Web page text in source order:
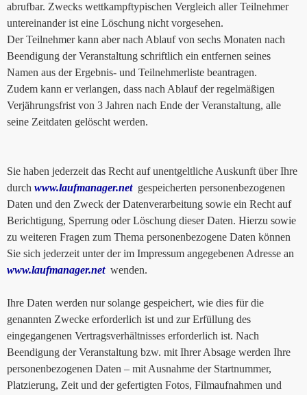
abrufbar. Zwecks wettkampftypischen Vergleich aller Teilnehmer
untereinander ist eine Löschung nicht vorgesehen.
Der Teilnehmer kann aber nach Ablauf von sechs Monaten nach
Beendigung der Veranstaltung schriftlich ein entfernen seines
Namen aus der Ergebnis- und Teilnehmerliste beantragen.
Zudem kann er verlangen, dass nach Ablauf der regelmäßigen
Verjährungsfrist von 3 Jahren nach Ende der Veranstaltung, alle
seine Zeitdaten gelöscht werden.
Sie haben jederzeit das Recht auf unentgeltliche Auskunft über Ihre
durch www.laufmanager.netgespeicherten personenbezogenen
Daten und den Zweck der Datenverarbeitung sowie ein Recht auf
Berichtigung, Sperrung oder Löschung dieser Daten. Hierzu sowie
zu weiteren Fragen zum Thema personenbezogene Daten können
Sie sich jederzeit unter der im Impressum angegebenen Adresse an
www.laufmanager.netwenden.
Ihre Daten werden nur solange gespeichert, wie dies für die
genannten Zwecke erforderlich ist und zur Erfüllung des
eingegangenen Vertragsverhältnisses erforderlich ist. Nach
Beendigung der Veranstaltung bzw. mit Ihrer Absage werden Ihre
personenbezogenen Daten – mit Ausnahme der Startnummer,
Platzierung, Zeit und der gefertigten Fotos, Filmaufnahmen und